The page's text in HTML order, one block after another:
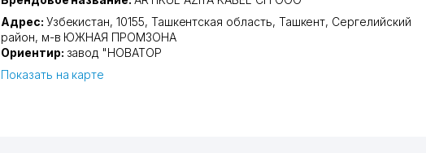
Адрес: Узбекистан, 10155, Ташкентская область, Ташкент, Сергелийский
район, м-в ЮЖНАЯ ПРОМЗОНА
Ориентир: завод "НОВАТОР
Показать на карте